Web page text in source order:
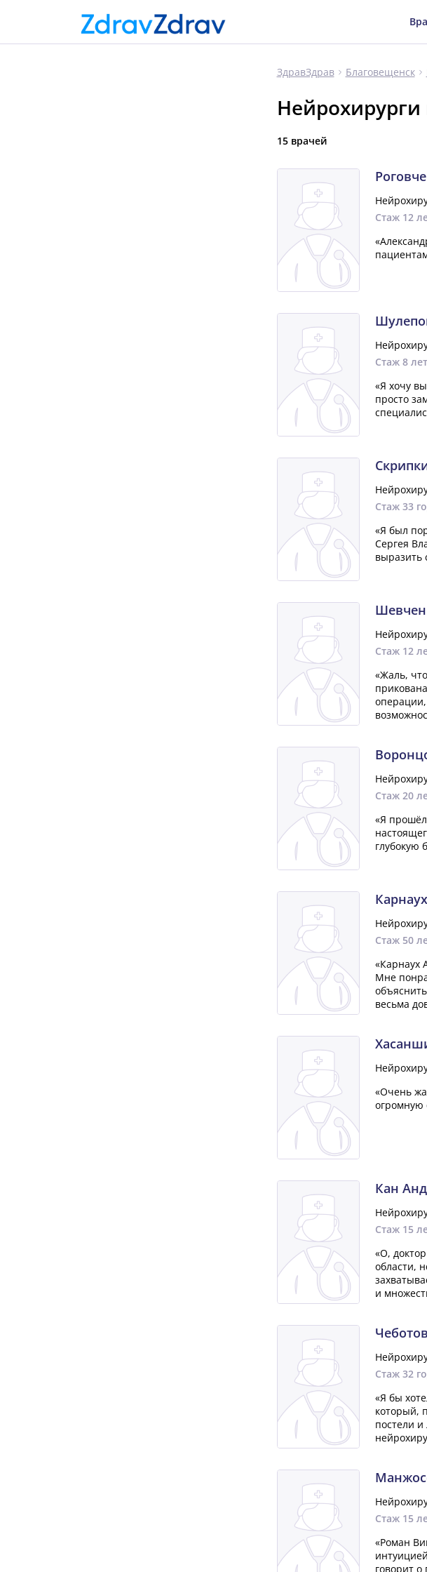
ЗдравЗдрав Благовещенск
15 врачей
Стаж 12
Стаж 8 лет
«Я хочу
просто
Стаж 33
«Я был
Сергея
выразить
Стаж 12
«Жаль,
Стаж 20
«Я
глубокую
Стаж 50
«Карнаух
Мне
весьма
«Очень
огромную
Кан
Стаж 15
«О,
области,
и
Стаж 32
«Я бы
который,
постели
Стаж 15
«Роман
говорит